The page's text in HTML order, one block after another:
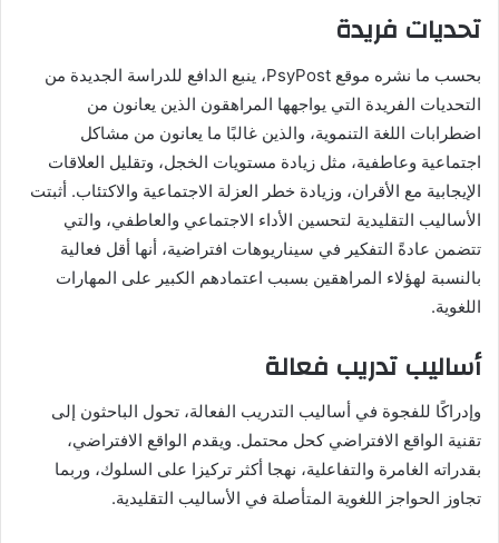
تحديات فريدة
بحسب ما نشره موقع PsyPost، ينبع الدافع للدراسة الجديدة من
التحديات الفريدة التي يواجهها المراهقون الذين يعانون من
اضطرابات اللغة التنموية، والذين غالبًا ما يعانون من مشاكل
اجتماعية وعاطفية، مثل زيادة مستويات الخجل، وتقليل العلاقات
الإيجابية مع الأقران، وزيادة خطر العزلة الاجتماعية والاكتئاب. أثبتت
الأساليب التقليدية لتحسين الأداء الاجتماعي والعاطفي، والتي
تتضمن عادةً التفكير في سيناريوهات افتراضية، أنها أقل فعالية
بالنسبة لهؤلاء المراهقين بسبب اعتمادهم الكبير على المهارات
اللغوية.
أساليب تدريب فعالة
وإدراكًا للفجوة في أساليب التدريب الفعالة، تحول الباحثون إلى
تقنية الواقع الافتراضي كحل محتمل. ويقدم الواقع الافتراضي،
بقدراته الغامرة والتفاعلية، نهجا أكثر تركيزا على السلوك، وربما
تجاوز الحواجز اللغوية المتأصلة في الأساليب التقليدية.